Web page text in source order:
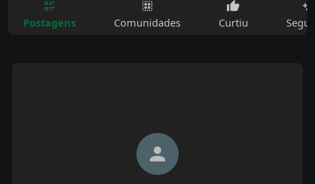
Postagens Comunidades Curtiu